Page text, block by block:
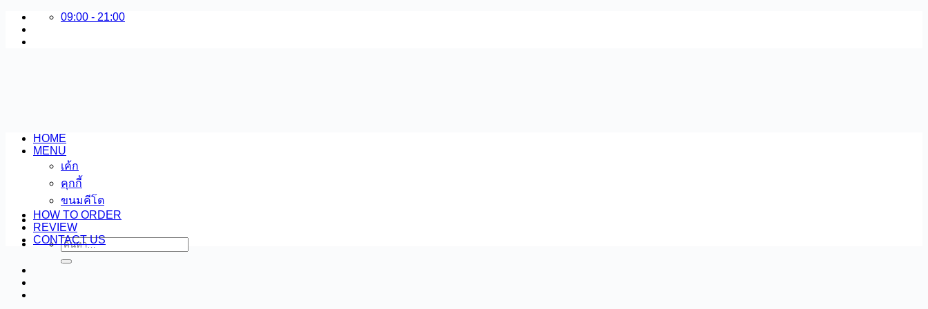
ข้าม
09:00 - 21:00
ค้นหา:
HOME
MENU
เค้ก
คุกกี้
ขนมคีโต
HOW TO ORDER
REVIEW
CONTACT US